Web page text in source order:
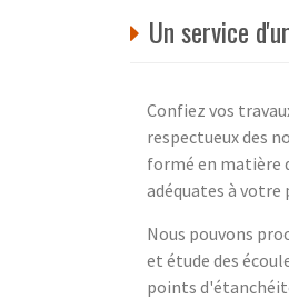
Un service
Confiez vos
respectueux des
formé en matière
adéquates à
Nous pouvons
et étude des
points